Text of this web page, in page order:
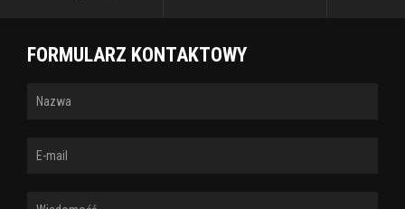
FORMULARZ KONTAKTOWY